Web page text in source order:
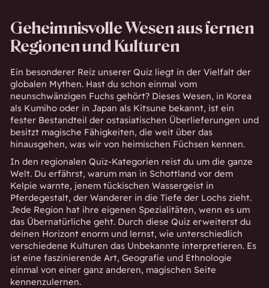
Geheimnisvolle Wesen aus fernen
Regionen und Kulturen
Ein besonderer Reiz unserer Quiz liegt in der Vielfalt der
globalen Mythen. Hast du schon einmal vom
neunschwänzigen Fuchs gehört? Dieses Wesen, in Korea
als Kumiho oder in Japan als Kitsune bekannt, ist ein
fester Bestandteil der ostasiatischen Überlieferungen und
besitzt magische Fähigkeiten, die weit über das
hinausgehen, was wir von heimischen Füchsen kennen.
In den regionalen Quiz-Kategorien reist du um die ganze
Welt. Du erfährst, warum man in Schottland vor dem
Kelpie warnte, jenem tückischen Wassergeist in
Pferdegestalt, der Wanderer in die Tiefe der Lochs zieht.
Jede Region hat ihre eigenen Spezialitäten, wenn es um
das Übernatürliche geht. Durch diese Quiz erweiterst du
deinen Horizont enorm und lernst, wie unterschiedlich
verschiedene Kulturen das Unbekannte interpretieren. Es
ist eine faszinierende Art, Geografie und Ethnologie
einmal von einer ganz anderen, magischen Seite
kennenzulernen.